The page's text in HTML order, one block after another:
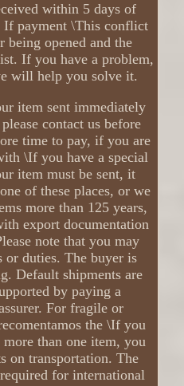
within 5 days of
payment \This conflict
being opened and the
If you have a problem,
will help you solve it.
item sent immediately
contact us before
time to pay, if you are
\If you have a special
item must be sent, it
of these places, or we
more than 125 years,
export documentation
note that you may
or duties. The buyer is
Default shipments are
by paying a
For fragile or
the \If you
than one item, you
on transportation. The
for international